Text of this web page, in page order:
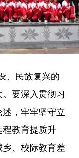
、民族复兴的
要深入贯彻习
，牢牢坚守立
程教育提质升
、校际教育差